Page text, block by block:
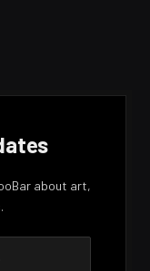
about art,